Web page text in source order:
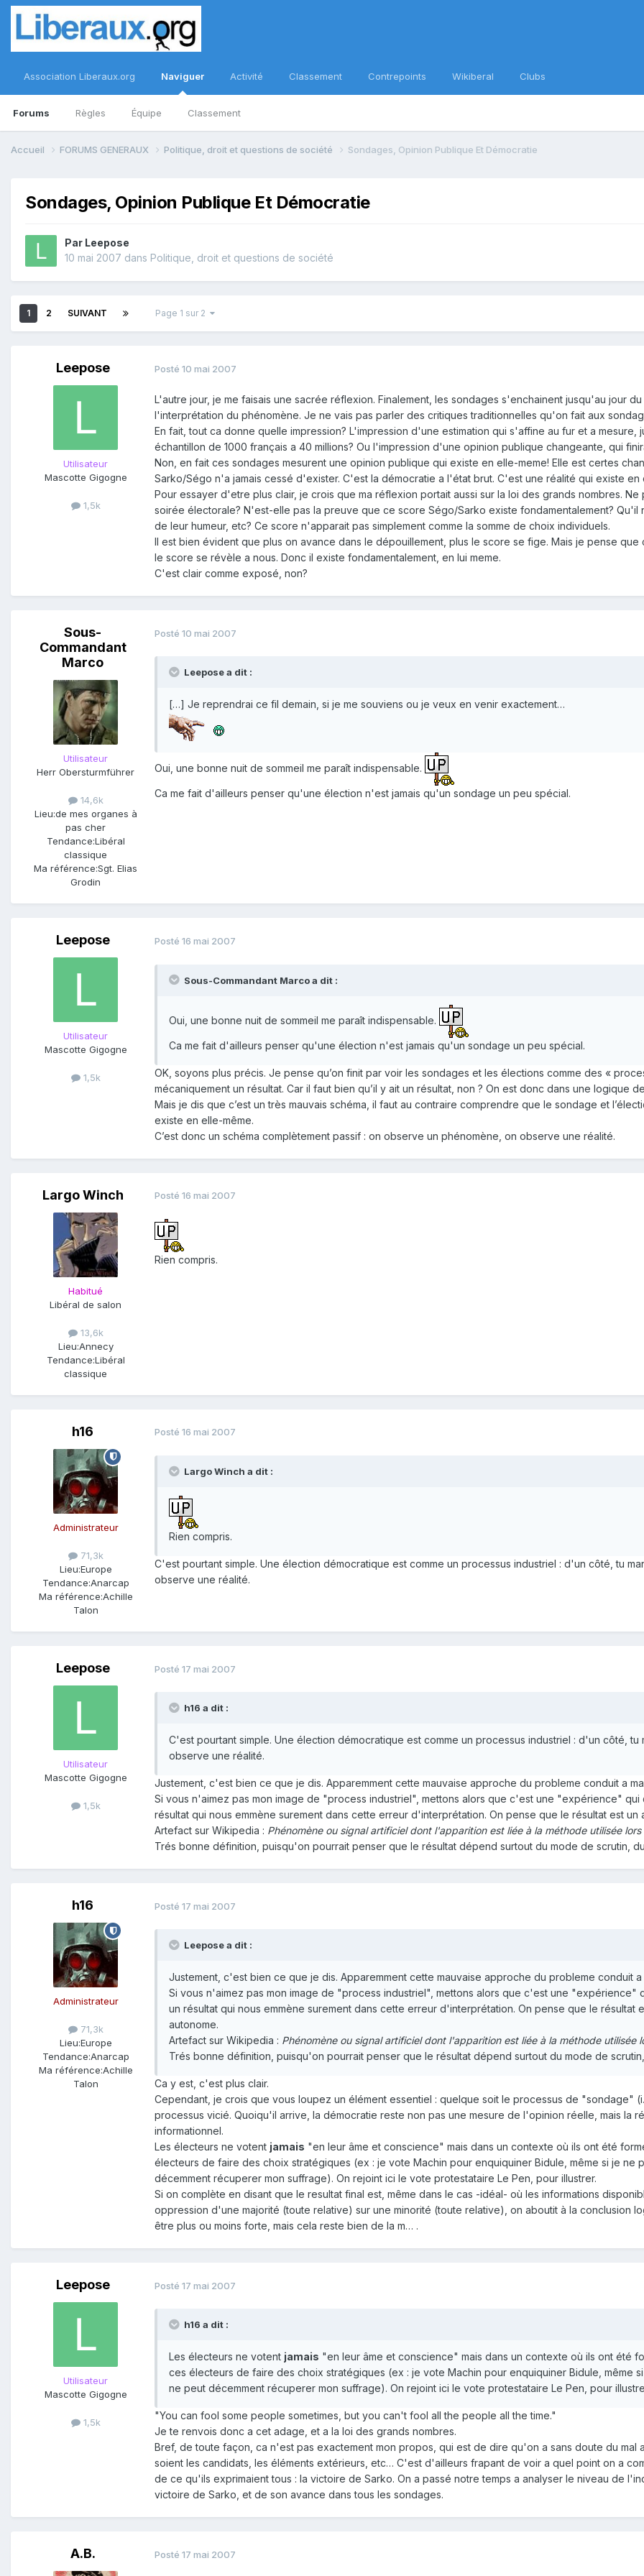
Association Liberaux.org Naviguer
Forums Règles Équipe Classement
Activité Classement Contrepoints Wikiberal Clubs
Accueil FORUMS GENERAUX Politique, droit et questions de société Sondages, Opinion Publique Et Démocratie
Sondages, Opinion Publique Et Démocratie
Par Leepose
10 mai 2007 dans Politique, droit et questions de société
1 2 SUIVANT Page 1 sur 2
Leepose
Utilisateur
Mascotte Gigogne
1,5k
Posté 10 mai 2007
L'autre jour, je me faisais une sacrée réflexion. Finalement, les sondages s'enchainent jusqu'au jour
l'interprétation du phénomène. Je ne vais pas parler des critiques traditionnelles qu'on fait aux
En fait, tout ca donne quelle impression? L'impression d'une estimation qui s'affine au fur et a
échantillon de 1000 français a 40 millions? Ou l'impression d'une opinion publique changeante, qui
Non, en fait ces sondages mesurent une opinion publique qui existe en elle-meme! Elle est certes
Sarko/Ségo n'a jamais cessé d'exister. C'est la démocratie a l'état brut. C'est une réalité qui existe
Pour essayer d'etre plus clair, je crois que ma réflexion portait aussi sur la loi des grands nombres.
soirée électorale? N'est-elle pas la preuve que ce score Ségo/Sarko existe fondamentalement?
de leur humeur, etc? Ce score n'apparait pas simplement comme la somme de choix individuels.
Il est bien évident que plus on avance dans le dépouillement, plus le score se fige. Mais je pense
le score se révèle a nous. Donc il existe fondamentalement, en lui meme.
C'est clair comme exposé, non?
Sous-
Commandant
Marco
Utilisateur
Herr Obersturmführer
14,6k
Lieu:de mes organes à
pas cher
Tendance:Libéral
classique
Ma référence:Sgt. Elias
Grodin
Posté 10 mai 2007
Leepose a dit :
[…] Je reprendrai ce fil demain, si je me souviens ou je veux en venir exactement…
Oui, une bonne nuit de sommeil me paraît indispensable.
Ca me fait d'ailleurs penser qu'une élection n'est jamais qu'un sondage un peu spécial.
Leepose
Utilisateur
Mascotte Gigogne
1,5k
Posté 16 mai 2007
Sous-Commandant Marco a dit :
Oui, une bonne nuit de sommeil me paraît indispensable.
Ca me fait d'ailleurs penser qu'une élection n'est jamais qu'un sondage un peu spécial.
OK, soyons plus précis. Je pense qu’on finit par voir les sondages et les élections comme des «
mécaniquement un résultat. Car il faut bien qu’il y ait un résultat, non ? On est donc dans une logique
Mais je dis que c’est un très mauvais schéma, il faut au contraire comprendre que le sondage et
existe en elle-même.
C’est donc un schéma complètement passif : on observe un phénomène, on observe une réalité.
Largo Winch
Habitué
Libéral de salon
13,6k
Lieu:Annecy
Tendance:Libéral
classique
Posté 16 mai 2007
Rien compris.
h16
Administrateur
71,3k
Lieu:Europe
Tendance:Anarcap
Ma référence:Achille
Talon
Posté 16 mai 2007
Largo Winch a dit :
Rien compris.
C'est pourtant simple. Une élection démocratique est comme un processus industriel : d'un côté, tu
observe une réalité.
Leepose
Utilisateur
Mascotte Gigogne
1,5k
Posté 17 mai 2007
h16 a dit :
C'est pourtant simple. Une élection démocratique est comme un processus industriel : d'un côté,
observe une réalité.
Justement, c'est bien ce que je dis. Apparemment cette mauvaise approche du probleme conduit a
Si vous n'aimez pas mon image de "process industriel", mettons alors que c'est une "expérience"
résultat qui nous emmène surement dans cette erreur d'interprétation. On pense que le résultat est
Artefact sur Wikipedia : Phénomène ou signal artificiel dont l'apparition est liée à la méthode utilisée
Trés bonne définition, puisqu'on pourrait penser que le résultat dépend surtout du mode de scrutin,
h16
Administrateur
71,3k
Lieu:Europe
Tendance:Anarcap
Ma référence:Achille
Talon
Posté 17 mai 2007
Leepose a dit :
Justement, c'est bien ce que je dis. Apparemment cette mauvaise approche du probleme conduit
Si vous n'aimez pas mon image de "process industriel", mettons alors que c'est une
un résultat qui nous emmène surement dans cette erreur d'interprétation. On pense que le
autonome.
Artefact sur Wikipedia : Phénomène ou signal artificiel dont l'apparition est liée à la méthode
Trés bonne définition, puisqu'on pourrait penser que le résultat dépend surtout du mode de
Ca y est, c'est plus clair.
Cependant, je crois que vous loupez un élément essentiel : quelque soit le processus de "sondage"
processus vicié. Quoiqu'il arrive, la démocratie reste non pas une mesure de l'opinion réelle, mais la
informationnel.
Les électeurs ne votent jamais "en leur âme et conscience" mais dans un contexte où ils ont été
électeurs de faire des choix stratégiques (ex : je vote Machin pour enquiquiner Bidule, même si je
décemment récuperer mon suffrage). On rejoint ici le vote protestataire Le Pen, pour illustrer.
Si on complète en disant que le resultat final est, même dans le cas -idéal- où les informations
oppression d'une majorité (toute relative) sur une minorité (toute relative), on aboutit à la conclusion
être plus ou moins forte, mais cela reste bien de la m… .
Leepose
Utilisateur
Mascotte Gigogne
1,5k
Posté 17 mai 2007
h16 a dit :
Les électeurs ne votent jamais "en leur âme et conscience" mais dans un contexte où ils ont été
ces électeurs de faire des choix stratégiques (ex : je vote Machin pour enquiquiner Bidule, même
ne peut décemment récuperer mon suffrage). On rejoint ici le vote protestataire Le Pen, pour
"You can fool some people sometimes, but you can't fool all the people all the time."
Je te renvois donc a cet adage, et a la loi des grands nombres.
Bref, de toute façon, ca n'est pas exactement mon propos, qui est de dire qu'on a sans doute du
soient les candidats, les éléments extérieurs, etc… C'est d'ailleurs frapant de voir a quel point on a
de ce qu'ils exprimaient tous : la victoire de Sarko. On a passé notre temps a analyser le niveau de
victoire de Sarko, et de son avance dans tous les sondages.
A.B. Posté 17 mai 2007